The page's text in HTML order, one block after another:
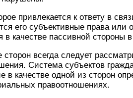
привлекается к ответу в
его субъективные права или
в качестве пассивной стороны
всегда следует
Система субъектов
в качестве одной из сторон
правоотношениях.